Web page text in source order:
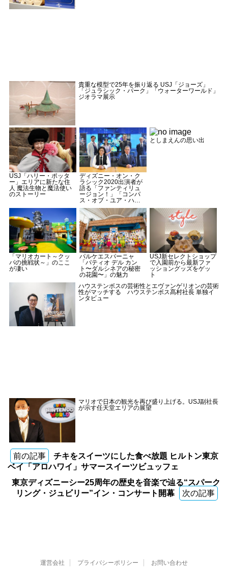
貴重な模型で25年を振り返る USJ「ジョーズ」
「ジュラシック・パーク」「ウォーターワールド」
ジオラマ展示
USJ「ハリー・ポッタ
ー」エリアに新たな住
人 魔法生物と魔法使い
のストーリー
ディズニー・オン・ク
ラシック2020出演者が
語る「ファンティリュ
ージョン！」「コンパ
ス・オブ・ユア・ハー
としまえんの思い出
「マリオカート～クッ
パの挑戦状～」のここ
が凄い
パルケエスパーニャ
「パティオ デル カン
ト〜ダルシネアの秘密
の花園〜」の魅力
USJ新セレクトショップ
で入園前から最新ファ
ッショングッズをゲッ
ト
ハウステンボスの芸術性とエヴァンゲリオンの芸術
性がマッチする ハウステンボス髙村社長 単独イ
ンタビュー
マリオで日本の観光を再び盛り上げる。USJ副社長
が示す任天堂エリアの展望
前の記事
チキをスイーツにした食べ放題 ヒルトン東京
ベイ「アロハワイ」サマースイーツビュッフェ
東京ディズニーシー25周年の歴史を音楽で辿る“スパーク
リング・ジュビリー”イン・コンサート開幕
次の記事
運営会社 プライバシーポリシー お問い合わせ